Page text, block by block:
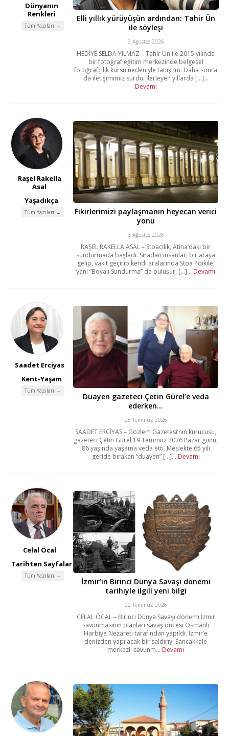
Dünyanın
Renkleri
Tüm Yazıları →
Elli yıllık yürüyüşün ardından: Tahir Ün
ile söyleşi
3 Ağustos 2026
HEDİYE SELDA YILMAZ – Tahir Ün ile 2015 yılında
bir fotoğraf eğitim merkezinde belgesel
fotoğrafçılık kursu nedeniyle tanıştım. Daha sonra
da iletişimimiz sürdü. İlerleyen yıllarda [...]...
Devamı
Raşel Rakella
Asal
Yaşadıkça
Tüm Yazıları →
Fikirlerimizi paylaşmanın heyecan verici
yönü
3 Ağustos 2026
RAŞEL RAKELLA ASAL – Stoacılık, Atina’daki bir
sundurmada başladı. Sıradan insanlar; bir araya
gelip, vakit geçirip kendi aralarında Stoa Poikile,
yani “Boyalı Sundurma” da buluşur, [...]... Devamı
Saadet Erciyas
Kent-Yaşam
Tüm Yazıları →
Duayen gazeteci Çetin Gürel’e veda
ederken…
25 Temmuz 2026
SAADET ERCİYAS – Gözlem Gazetesi’nin kurucusu,
gazeteci Çetin Gürel 19 Temmuz 2026 Pazar günü,
86 yaşında yaşama veda etti. Meslekte 65 yılı
geride bırakan “duayen” [...]... Devamı
Celal Öcal
Tarihten Sayfalar
Tüm Yazıları →
İzmir’in Birinci Dünya Savaşı dönemi
tarihiyle ilgili yeni bilgi
22 Temmuz 2026
CELAL ÖCAL – Birinci Dünya Savaşı dönemi İzmir
savunmasının planları savaş öncesi Osmanlı
Harbiye Nezareti tarafından yapıldı. İzmir’e
denizden yapılacak bir saldırıyı Sancakkale
merkezli savunm... Devamı